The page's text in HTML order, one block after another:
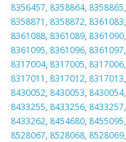
8356457, 8358864, 8358865,
8358871 , 8358872, 8361083,
8361088, 8361089, 8361090,
8361095, 8361096, 8361097,
8317004, 8317005, 8317006,
8317011 , 8317012, 8317013,
8430052, 8430053, 8430054,
8433255, 8433256, 8433257,
8433262, 8454680, 8455095,
8528067, 8528068, 8528069,